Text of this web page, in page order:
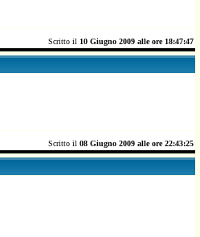
Scritto il 10 Giugno 2009 alle ore 18:47:47
Scritto il 08 Giugno 2009 alle ore 22:43:25